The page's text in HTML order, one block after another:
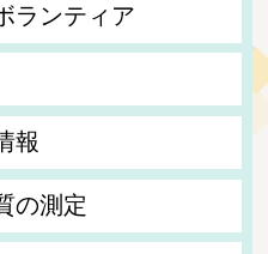
ランティア
報
の測定